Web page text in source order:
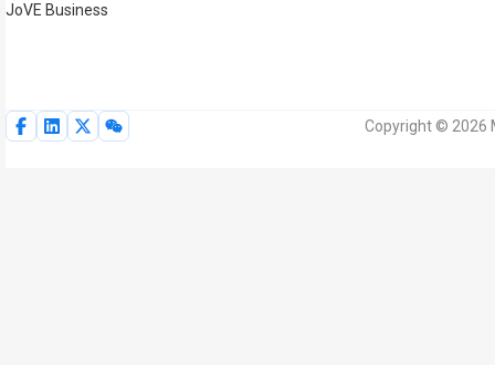
JoVE Business
Copyright © 2026